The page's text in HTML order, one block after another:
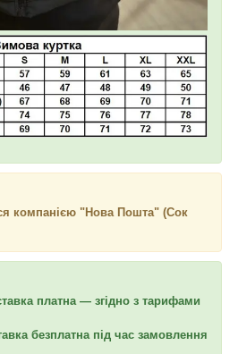
компанією "Нова Пошта" (Сок
платна — згідно з тарифами
безплатна під час замовлення